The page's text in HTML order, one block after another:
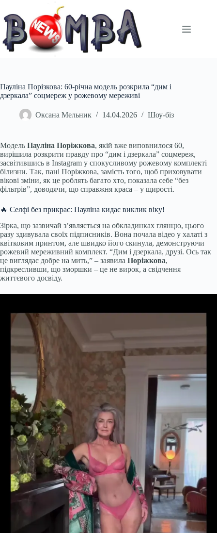
вмісту
Пауліна Порізкова: 60-річна модель розкрила “дим і
дзеркала” соцмереж у рожевому мереживі
Оксана Мельник 14.04.2026 Шоу-біз
Модель Пауліна Поріжкова, якій вже виповнилося 60,
вирішила розкрити правду про “дим і дзеркала” соцмереж,
засвітившись в Instagram у спокусливому рожевому комплекті
білизни. Так, пані Поріжкова, замість того, щоб приховувати
вікові зміни, як це роблять багато хто, показала себе “без
фільтрів”, доводячи, що справжня краса – у щирості.
🔥 Селфі без прикрас: Пауліна кидає виклик віку!
Зірка, що зазвичай з’являється на обкладинках глянцю, цього
разу здивувала своїх підписників. Вона почала відео у халаті з
квітковим принтом, але швидко його скинула, демонструючи
рожевий мереживний комплект. “Дим і дзеркала, друзі. Ось так
це виглядає добре на мить,” – заявила Поріжкова,
підкресливши, що зморшки – це не вирок, а свідчення
життєвого досвіду.